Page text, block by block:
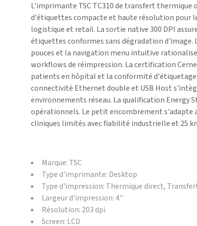
L'imprimante TSC TC310 de transfert thermique
d'étiquettes compacte et haute résolution pour
logistique et retail. La sortie native 300 DPI
étiquettes conformes sans dégradation d'image.
pouces et la navigation menu intuitive
workflows de réimpression. La certification
patients en hôpital et la conformité d'étiquetage
connectivité Ethernet double et USB Host
environnements réseau. La qualification Energy
opérationnels. Le petit encombrement s'adapte
cliniques limités avec fiabilité industrielle et 25
Marque: TSC
Type d'imprimante: Desktop
Type d'impression: Thermique direct,
Largeur d'impression: 4"
Résolution: 203 dpi
Screen: LCD